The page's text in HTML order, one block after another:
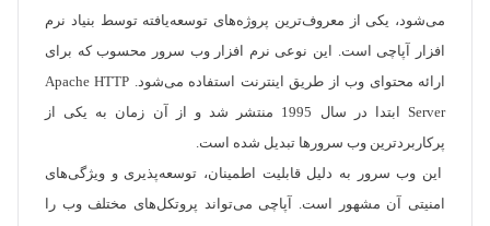
می‌شود، یکی از معروف‌ترین پروژه‌های توسعه‌یافته توسط بنیاد نرم
افزار آپاچی است. این نوعی نرم افزار وب سرور محسوب که برای
ارائه محتوای وب از طریق اینترنت استفاده می‌شود. Apache HTTP
Server ابتدا در سال 1995 منتشر شد و از آن زمان به یکی از
پرکاربردترین وب سرورها تبدیل شده است.
این وب سرور به دلیل قابلیت اطمینان، توسعه‌پذیری و ویژگی‌های
امنیتی آن مشهور است. آپاچی می‌تواند پروتکل‌های مختلف وب را